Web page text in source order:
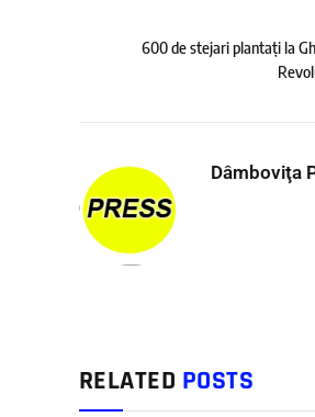
600 de stejari plantați la
Dâmboviţa
RELATED POSTS